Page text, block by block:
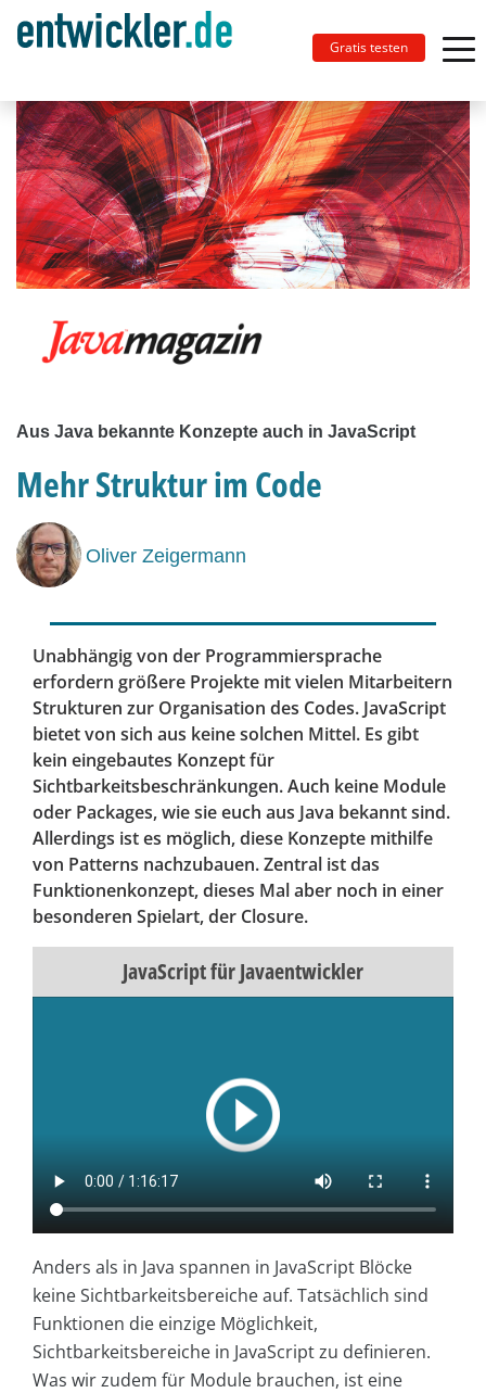
Gratis testen
Aus Java bekannte Konzepte auch in JavaScript
Mehr Struktur im Code
Oliver Zeigermann
Unabhängig von der Programmiersprache
erfordern größere Projekte mit vielen Mitarbeitern
Strukturen zur Organisation des Codes. JavaScript
bietet von sich aus keine solchen Mittel. Es gibt
kein eingebautes Konzept für
Sichtbarkeitsbeschränkungen. Auch keine Module
oder Packages, wie sie euch aus Java bekannt sind.
Allerdings ist es möglich, diese Konzepte mithilfe
von Patterns nachzubauen. Zentral ist das
Funktionenkonzept, dieses Mal aber noch in einer
besonderen Spielart, der Closure.
JavaScript für Javaentwickler
Anders als in Java spannen in JavaScript Blöcke
keine Sichtbarkeitsbereiche auf. Tatsächlich sind
Funktionen die einzige Möglichkeit,
Sichtbarkeitsbereiche in JavaScript zu definieren.
Was wir zudem für Module brauchen, ist eine